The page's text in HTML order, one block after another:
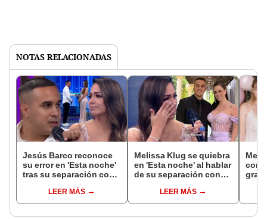
NOTAS RELACIONADAS
Jesús Barco reconoce
su error en 'Esta noche'
tras su separación con
perdón: "Tomé una mala
decisión"
LEER MÁS
Melissa Klug se quiebra
en 'Esta noche' al hablar
de su separación con
disculpado”
LEER MÁS
con
vida"